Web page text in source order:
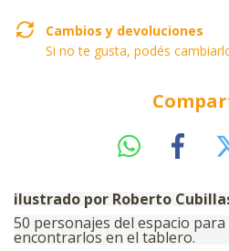
Cambios y devoluciones
Si no te gusta, podés
ilustrado por Roberto
50 personajes del espacio
encontrarlos en el tablero.